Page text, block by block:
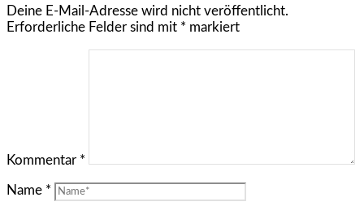
Deine E-Mail-Adresse wird nicht veröffentlicht.
Erforderliche Felder sind mit * markiert
Kommentar *
Name *